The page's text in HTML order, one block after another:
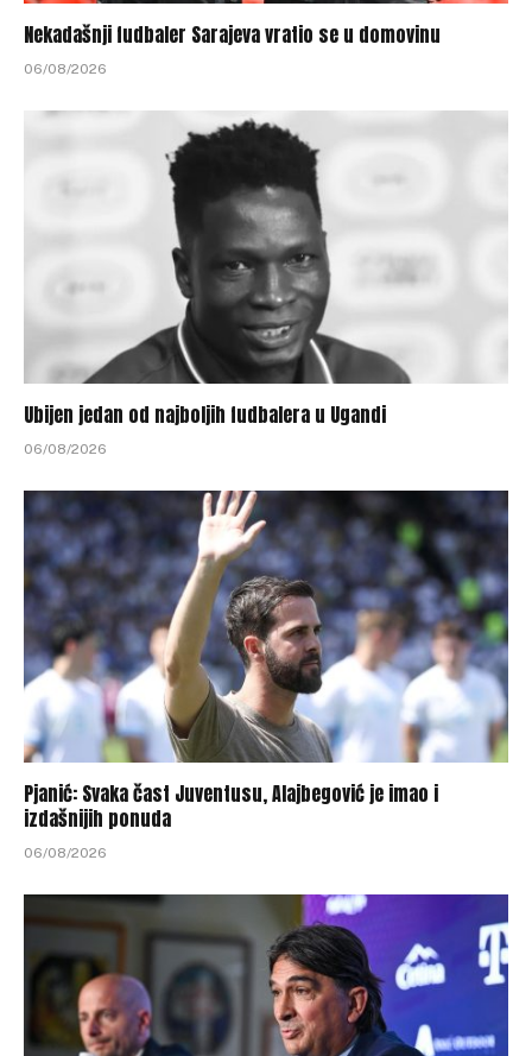
Nekadašnji fudbaler Sarajeva vratio se u domovinu
06/08/2026
Ubijen jedan od najboljih fudbalera u Ugandi
06/08/2026
Pjanić: Svaka čast Juventusu, Alajbegović je imao i
izdašnijih ponuda
06/08/2026